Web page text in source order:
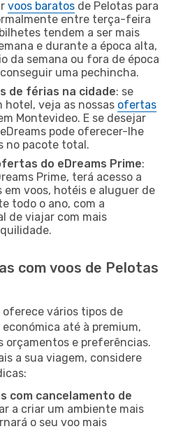
voos baratos de Pelotas para
entre terça-feira
tendem a ser mais
e durante a época alta,
da semana ou fora de época
uma pechincha.
de férias na cidade: se
veja as nossas ofertas
Montevideo. E se desejar
pode oferecer-lhe
no pacote total.
do eDreams Prime:
Prime, terá acesso a
voos, hotéis e aluguer de
todo o ano, com a
de viajar com mais
com voos de Pelotas
oferece vários tipos de
até à premium,
orçamentos e preferências.
a sua viagem, considere
com cancelamento de
a criar um ambiente mais
o seu voo mais